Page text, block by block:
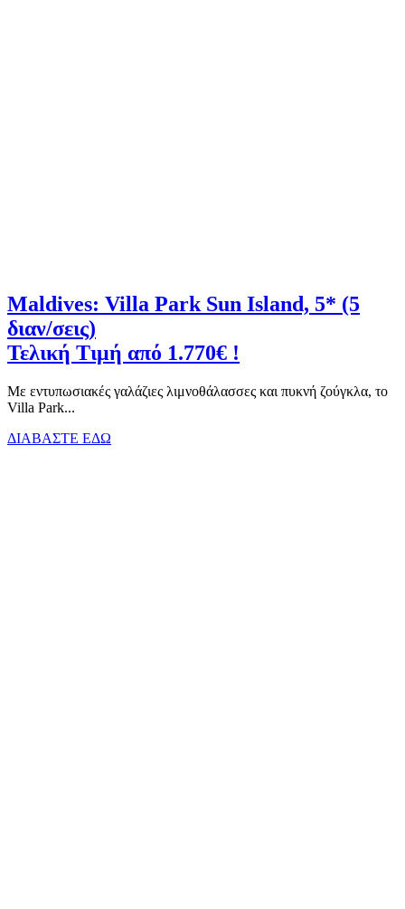
Maldives: Villa Park Sun Island, 5* (5
διαν/σεις)
Τελική Τιμή από 1.770€ !
Με εντυπωσιακές γαλάζιες λιμνοθάλασσες και πυκνή ζούγκλα, το
Villa Park...
ΔΙΑΒΑΣΤΕ ΕΔΩ